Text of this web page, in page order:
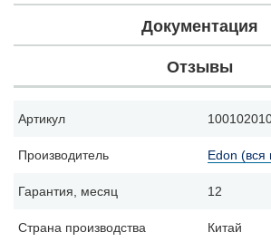
Документация
Отзывы
Артикул
Производитель Edon (вся
Гарантия, месяц 12
Страна производства Китай